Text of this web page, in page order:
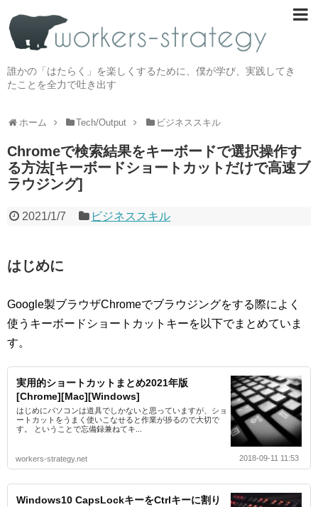
誰かの「はたらく」を楽しくするために、僕が学び、実践してき
たことを全力で吐き出す
ホーム Tech/Output ビジネススキル
Chromeで検索結果をキーボードで選択操作す
る方法[キーボードショートカットだけで高速ブ
ラウジング]
2021/1/7 ビジネススキル
はじめに
Google製ブラウザChromeでブラウジングをする際によく
使うキーボードショートカットキーを以下でまとめていま
す。
実用的ショートカットまとめ2021年版
[Chrome][Mac][Windows]
はじめにパソコンは道具でしかないと思っていますが、ショ
ートカットをうまく使いこなせると作業が捗るので大切で
す。 ということで忘備録兼ねてキ...
workers-strategy.net 2018-09-11 11:53
Windows10 CapsLockキーをCtrlキーに割り